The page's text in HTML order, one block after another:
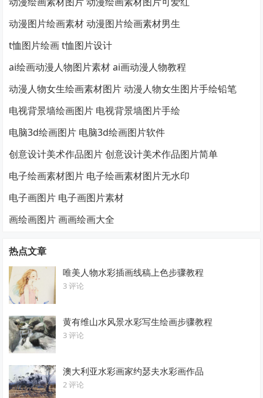
动漫图片绘画素材 动漫图片绘画素材男生
t恤图片绘画 t恤图片设计
ai绘画动漫人物图片素材 ai画动漫人物教程
动漫人物女生绘画素材图片 动漫人物女生图片手绘铅笔
电视背景墙绘画图片 电视背景墙图片手绘
电脑3d绘画图片 电脑3d绘画图片软件
创意设计美术作品图片 创意设计美术作品图片简单
电子绘画素材图片 电子绘画素材图片无水印
电子画图片 电子画图片素材
画绘画图片 画画绘画大全
热点文章
唯美人物水彩插画线稿上色步骤教程
3 评论
黄有维山水风景水彩写生绘画步骤教程
3 评论
澳大利亚水彩画家约瑟夫水彩画作品
2 评论